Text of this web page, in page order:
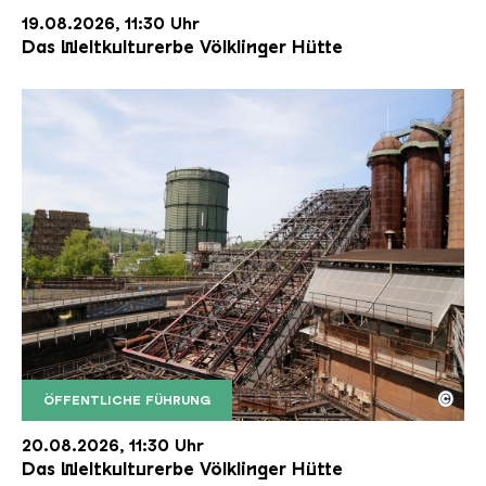
19.08.2026, 11:30 Uhr
Das Weltkulturerbe Völklinger Hütte
ÖFFENTLICHE FÜHRUNG
Der Erzschrägaufzug der Völklinger Hütte mit
Copyright: Weltkulturerbe Völklinger Hütte | Karl
©
20.08.2026, 11:30 Uhr
Das Weltkulturerbe Völklinger Hütte